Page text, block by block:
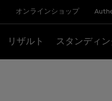
オンラインショップ
リザルト スタンディン